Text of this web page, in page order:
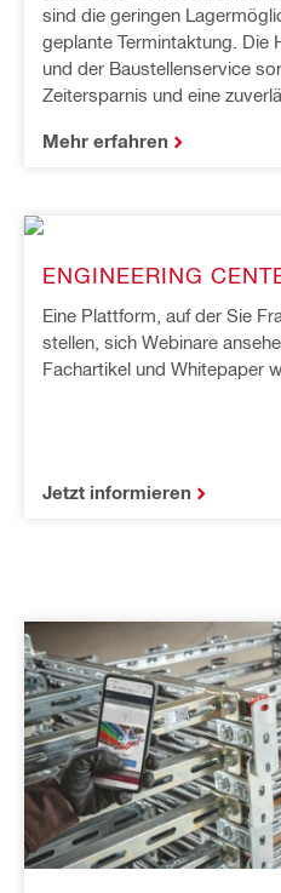
sind die geringen
geplante Termintaktung. Die
und der Baustellenservice
Zeitersparnis und eine
Mehr erfahren
ENGINEERING
Eine Plattform, auf der Sie
stellen, sich Webinare
Fachartikel und Whitepaper
Jetzt informieren